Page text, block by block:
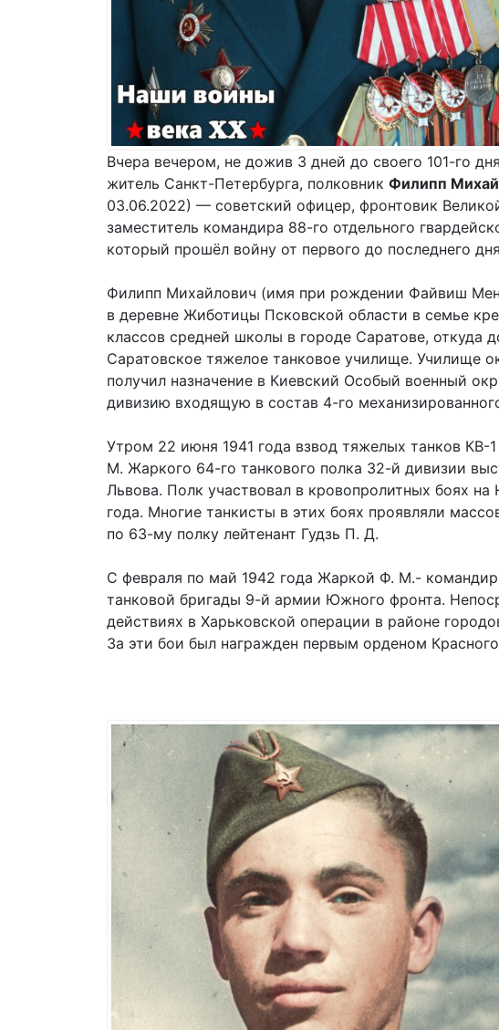
Вчера вечером, не дожив 3 дней до своего 101-го
житель Санкт-Петербурга, полковник Филипп
03.06.2022) — советский офицер, фронтовик
заместитель командира 88-го отдельного
который прошёл войну от первого до последнего
Филипп Михайлович (имя при рождении Файвиш
в деревне Жиботицы Псковской области в семье
классов средней школы в городе Саратове, откуда
Саратовское тяжелое танковое училище. Училище
получил назначение в Киевский Особый военный
дивизию входящую в состав 4-го
Утром 22 июня 1941 года взвод тяжелых танков КВ-
М. Жаркого 64-го танкового полка 32-й дивизии
Львова. Полк участвовал в кровопролитных боях
года. Многие танкисты в этих боях проявляли
по 63-му полку лейтенант Гудзь П. Д.
С февраля по май 1942 года Жаркой Ф. М.- командир
танковой бригады 9-й армии Южного фронта.
действиях в Харьковской операции в районе
За эти бои был награжден первым орденом